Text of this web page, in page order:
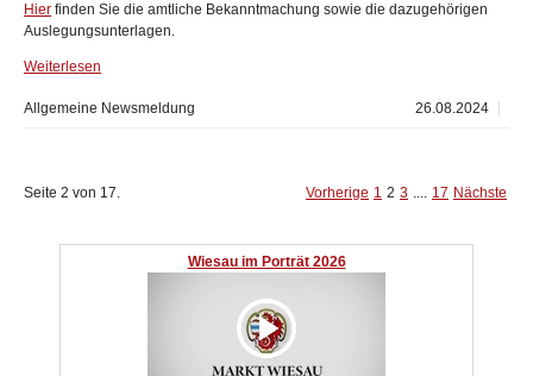
Hier finden Sie die amtliche Bekanntmachung sowie die dazugehörigen
Auslegungsunterlagen.
Weiterlesen
26.08.2024
Allgemeine Newsmeldung
Seite 2 von 17. Vorherige 1 2 3 .... 17 Nächste
Wiesau im Porträt 2026